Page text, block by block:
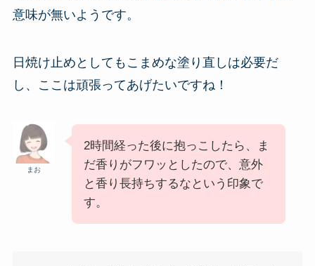
意味が無いようです。
日焼け止めとしてもこまめな塗り直しは必要だ
し、ここは頑張ってあげたいですね！
まお
2時間経った後に抱っこしたら、ま
だ香りがフワッとしたので、意外
と香り長持ちするなという印象で
す。